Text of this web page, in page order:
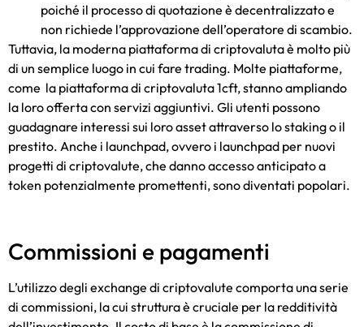
poiché il processo di quotazione è decentralizzato e
non richiede l’approvazione dell’operatore di scambio.
Tuttavia, la moderna piattaforma di criptovalutaè molto più
di un semplice luogo in cui fare trading. Molte piattaforme,
come la piattaforma di criptovaluta 1cft, stanno ampliando
la loro offerta con servizi aggiuntivi. Gli utenti possono
guadagnare interessi sui loro asset attraverso lo staking o il
prestito. Anche i launchpad, ovvero i launchpad per nuovi
progetti di criptovalute, che danno accesso anticipato a
token potenzialmente promettenti, sono diventati popolari.
Commissioni e pagamenti
L’utilizzo degli exchange di criptovalute comporta una serie
di commissioni, la cui struttura è cruciale per la redditività